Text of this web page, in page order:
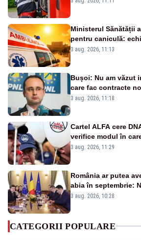
Ministerul Sănătății
pentru caniculă:
suplimentate, stocuri
3 aug. 2026, 11:13
Bușoi: Nu am văzut
care fac contracte
3 aug. 2026, 11:18
Cartel ALFA cere
verifice modul în
centralele pe cărbune
3 aug. 2026, 11:29
România ar putea
abia în septembrie:
pregătește noi
3 aug. 2026, 10:28
CATEGORII POPULARE